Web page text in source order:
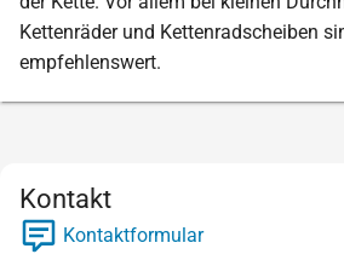
Kettenräder und Kettenradscheiben
empfehlenswert.
Kontakt
Kontaktformular